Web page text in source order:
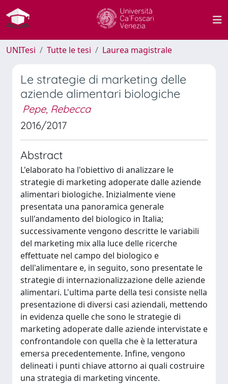
UNITesi Tutte le tesi Laurea magistrale
Le strategie di marketing delle
aziende alimentari biologiche
Pepe, Rebecca
2016/2017
Abstract
L'elaborato ha l'obiettivo di analizzare le
strategie di marketing adoperate dalle aziende
alimentari biologiche. Inizialmente viene
presentata una panoramica generale
sull'andamento del biologico in Italia;
successivamente vengono descritte le variabili
del marketing mix alla luce delle ricerche
effettuate nel campo del biologico e
dell'alimentare e, in seguito, sono presentate le
strategie di internazionalizzazione delle aziende
alimentari. L'ultima parte della tesi consiste nella
presentazione di diversi casi aziendali, mettendo
in evidenza quelle che sono le strategie di
marketing adoperate dalle aziende intervistate e
confrontandole con quella che è la letteratura
emersa precedentemente. Infine, vengono
delineati i punti chiave attorno ai quali costruire
una strategia di marketing vincente.